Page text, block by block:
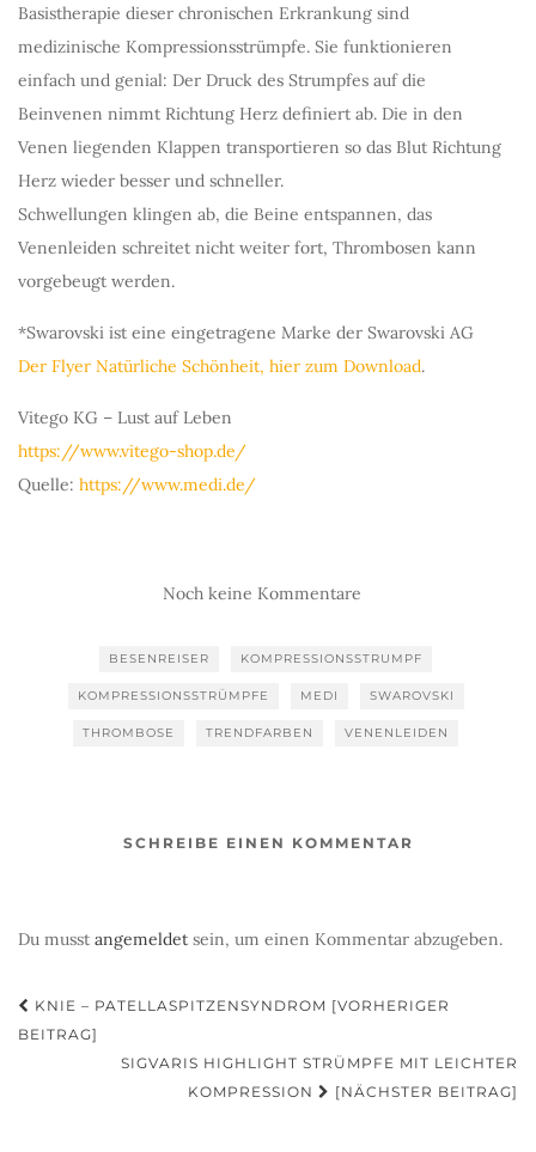
Basistherapie dieser chronischen Erkrankung sind
medizinische Kompressionsstrümpfe. Sie funktionieren
einfach und genial: Der Druck des Strumpfes auf die
Beinvenen nimmt Richtung Herz definiert ab. Die in den
Venen liegenden Klappen transportieren so das Blut Richtung
Herz wieder besser und schneller.
Schwellungen klingen ab, die Beine entspannen, das
Venenleiden schreitet nicht weiter fort, Thrombosen kann
vorgebeugt werden.
*Swarovski ist eine eingetragene Marke der Swarovski AG
Der Flyer Natürliche Schönheit, hier zum Download.
Vitego KG – Lust auf Leben
https://www.vitego-shop.de/
Quelle: https://www.medi.de/
Noch keine Kommentare
BESENREISER KOMPRESSIONSSTRUMPF
KOMPRESSIONSSTRÜMPFE MEDI SWAROVSKI
THROMBOSE TRENDFARBEN VENENLEIDEN
SCHREIBE EINEN KOMMENTAR
Du musst angemeldet sein, um einen Kommentar abzugeben.
Beitragsnavigation
KNIE – PATELLASPITZENSYNDROM [VORHERIGER
BEITRAG]
SIGVARIS HIGHLIGHT STRÜMPFE MIT LEICHTER
KOMPRESSION
[NÄCHSTER BEITRAG]